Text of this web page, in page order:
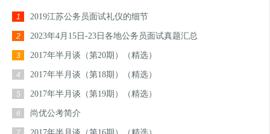
1 2019江苏公务员面试礼仪的细节
2 2023年4月15日-23日各地公务员面试真题汇总
3 2017年半月谈（第20期）（精选）
4 2017年半月谈（第18期）（精选）
5 2017年半月谈（第19期）（精选）
6 尚优公考简介